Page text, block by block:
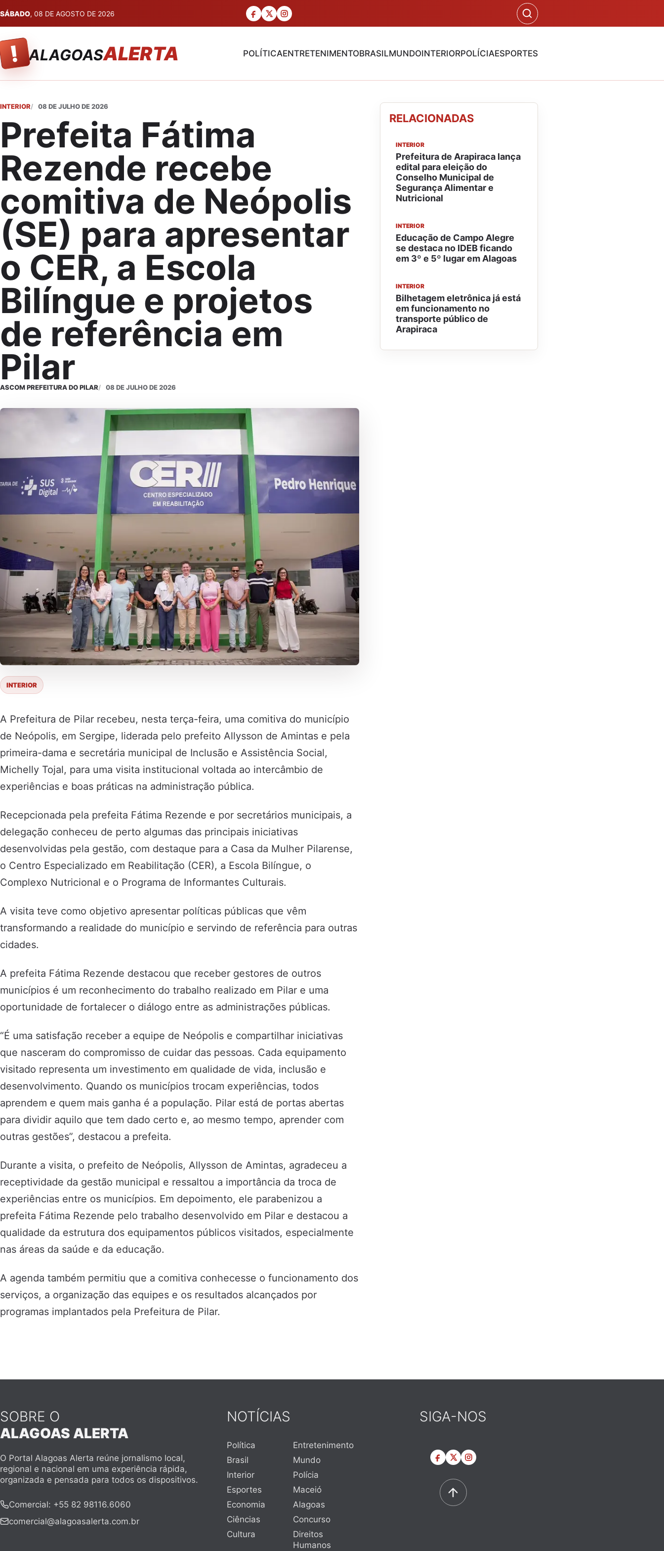
SÁBADO, 08 DE AGOSTO DE 2026
! ALAGOASALERTA POLÍTICAENTRETENIMENTOBRASILMUNDOINTERIORPOLÍCIAESPORTES
INTERIOR 08 DE JULHO DE 2026
Prefeita Fátima
Rezende recebe
comitiva de Neópolis
(SE) para apresentar
o CER, a Escola
Bilíngue e projetos
de referência em
Pilar
ASCOM PREFEITURA DO PILAR 08 DE JULHO DE 2026
INTERIOR
A Prefeitura de Pilar recebeu, nesta terça-feira, uma comitiva do município
de Neópolis, em Sergipe, liderada pelo prefeito Allysson de Amintas e pela
primeira-dama e secretária municipal de Inclusão e Assistência Social,
Michelly Tojal, para uma visita institucional voltada ao intercâmbio de
experiências e boas práticas na administração pública.
Recepcionada pela prefeita Fátima Rezende e por secretários municipais, a
delegação conheceu de perto algumas das principais iniciativas
desenvolvidas pela gestão, com destaque para a Casa da Mulher Pilarense,
o Centro Especializado em Reabilitação (CER), a Escola Bilíngue, o
Complexo Nutricional e o Programa de Informantes Culturais.
A visita teve como objetivo apresentar políticas públicas que vêm
transformando a realidade do município e servindo de referência para outras
cidades.
A prefeita Fátima Rezende destacou que receber gestores de outros
municípios é um reconhecimento do trabalho realizado em Pilar e uma
oportunidade de fortalecer o diálogo entre as administrações públicas.
“É uma satisfação receber a equipe de Neópolis e compartilhar iniciativas
que nasceram do compromisso de cuidar das pessoas. Cada equipamento
visitado representa um investimento em qualidade de vida, inclusão e
desenvolvimento. Quando os municípios trocam experiências, todos
aprendem e quem mais ganha é a população. Pilar está de portas abertas
para dividir aquilo que tem dado certo e, ao mesmo tempo, aprender com
outras gestões”, destacou a prefeita.
Durante a visita, o prefeito de Neópolis, Allysson de Amintas, agradeceu a
receptividade da gestão municipal e ressaltou a importância da troca de
experiências entre os municípios. Em depoimento, ele parabenizou a
prefeita Fátima Rezende pelo trabalho desenvolvido em Pilar e destacou a
qualidade da estrutura dos equipamentos públicos visitados, especialmente
nas áreas da saúde e da educação.
A agenda também permitiu que a comitiva conhecesse o funcionamento dos
serviços, a organização das equipes e os resultados alcançados por
programas implantados pela Prefeitura de Pilar.
RELACIONADAS
INTERIOR
Prefeitura de Arapiraca lança
edital para eleição do
Conselho Municipal de
Segurança Alimentar e
Nutricional
INTERIOR
Educação de Campo Alegre
se destaca no IDEB ficando
em 3º e 5º lugar em Alagoas
INTERIOR
Bilhetagem eletrônica já está
em funcionamento no
transporte público de
Arapiraca
SOBRE O
ALAGOAS ALERTA
O Portal Alagoas Alerta reúne jornalismo local,
regional e nacional em uma experiência rápida,
organizada e pensada para todos os dispositivos.
Comercial: +55 82 98116.6060
comercial@alagoasalerta.com.br
NOTÍCIAS
Política
Entretenimento
Brasil
Mundo
Interior
Polícia
Esportes
Maceió
Economia
Alagoas
Ciências
Concurso
Cultura
Direitos
Humanos
SIGA-NOS